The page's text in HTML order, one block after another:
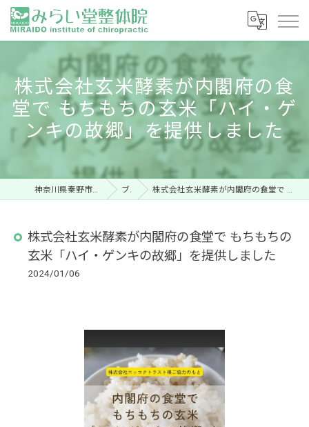
株式会社玄米酵素が内閣府の食
堂で もちもちの玄米「ハイ・ゲ
ンキの故郷」を提供しました
神奈川県秦野市の整体ならみらい堂整体院 ブログ 株式会社玄米酵素が内閣府の食堂で もちもちの玄米「ハイ・ゲンキの故郷」を提供しました
株式会社玄米酵素が内閣府の食堂で もちもちの
玄米「ハイ・ゲンキの故郷」を提供しました
2024/01/06